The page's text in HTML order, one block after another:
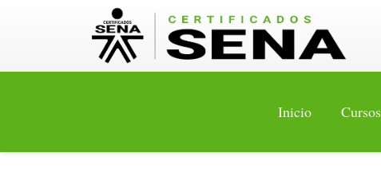
Inicio Cursos